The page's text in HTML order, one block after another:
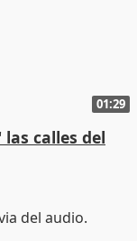
01:29
calles del